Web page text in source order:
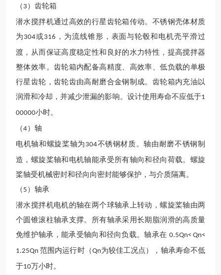
（ 3 ）齿轮箱
潜水搅拌机通过高效的行星齿轮箱传动。 不锈钢壳体材质
为 304或316 ，为流线锥形，表面与轮毂和电机壳平滑过
渡，从而保证高度稳定性和良好的水力特性，提高搅拌器
整体效率。齿轮箱内配备高精度、高效率、低负载的单极
行星齿轮，齿轮齿由高耐磨合金钢制成。齿轮箱内充油以
润滑和冷却，并减少泄漏的影响。设计使用寿命不应低于1
00000小时。
（4）轴
电机轴和螺旋桨轴为 304不锈钢材质。轴由耐磨不锈钢制
造，螺旋桨轴和电机轴能承受所有轴向和径向荷载。螺旋
桨轴受机械密封和径向向密封能够保护，与介质隔离。
（ 5 ）轴承
潜水搅拌机电机的轴在两个球轴承上转动，螺旋桨轴由两
个圆锥滚柱轴承支撑。所有轴承采用长期 脂润滑的高质量
免维护轴承，能承受轴向和径向负载。轴承在 0.5Qn< Qn<
1.25Qn 范围内运行时（Qn为较佳工况点），轴承寿命不低
于10万小时。